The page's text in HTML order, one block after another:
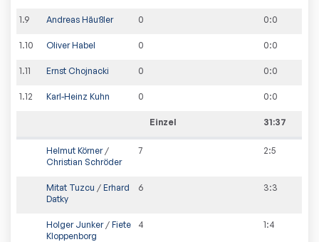
1.9 Andreas Häußler 0 0:0
1.10 Oliver Habel 0 0:0
1.11 Ernst Chojnacki 0 0:0
1.12 Karl-Heinz Kuhn 0 0:0
Einzel 31:37
Helmut Körner/
Christian Schröder
7 2:5
Mitat Tuzcu / Erhard
Datky
6 3:3
Holger Junker/ Fiete
Kloppenborg
4 1:4